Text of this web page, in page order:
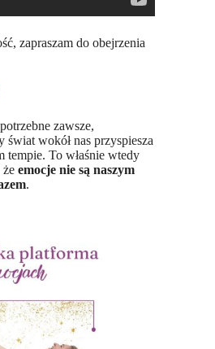
zapraszam do obejrzenia
zawsze,
świat wokół nas przyspiesza
tempie. To właśnie wtedy
że emocje nie są naszym
.